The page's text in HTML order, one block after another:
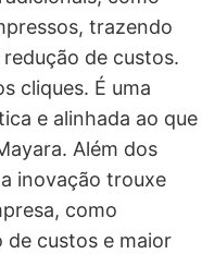
trazendo
de custos.
cliques. É uma
e alinhada ao que
Além dos
inovação trouxe
como
de custos e maior